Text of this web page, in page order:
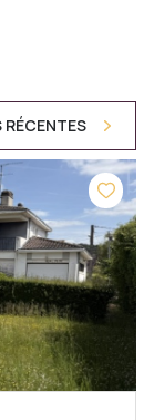
RÉCENTES